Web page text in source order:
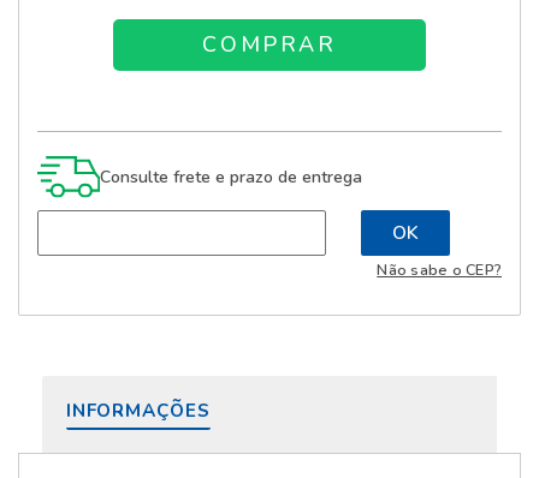
Consulte frete e prazo de entrega
Não sabe o CEP?
INFORMAÇÕES